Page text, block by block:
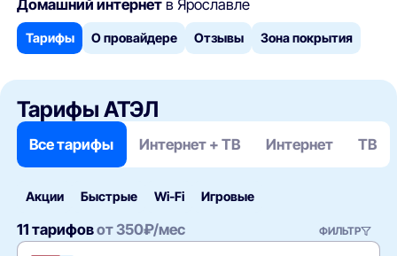
Домашний интернет в Ярославле
Тарифы О провайдере Отзывы Зона покрытия
Тарифы АТЭЛ
Все тарифы Интернет + ТВ Интернет ТВ
Акции Быстрые Wi‑Fi Игровые
11 тарифовот350₽/мес ФИЛЬТР